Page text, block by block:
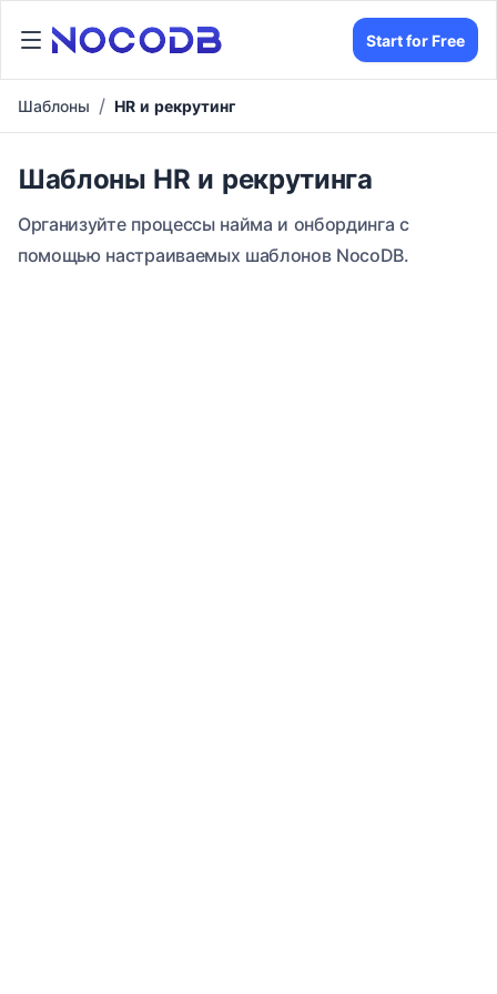
Start for Free
Шаблоны HR и рекрутинг
Шаблоны HR и рекрутинга
Организуйте процессы найма и онбординга с
помощью настраиваемых шаблонов NocoDB.